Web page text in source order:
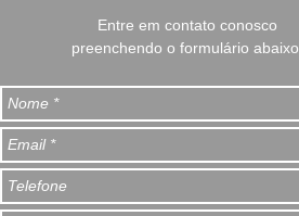
Entre em contato conosco
preenchendo o formulário abaixo.